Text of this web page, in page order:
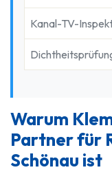
Kanal-TV-
Warum
Partner für
Schönau ist